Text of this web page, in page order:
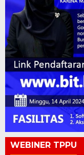
WEBINER TPPU